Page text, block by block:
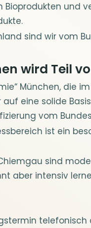
Bioprodukten
sind wir vom
wird Teil
München, die
auf eine solide
vom
ist ein
sind
aber intensiv